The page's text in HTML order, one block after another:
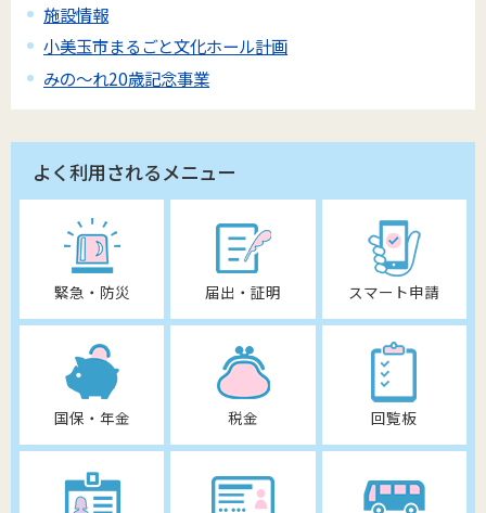
施設情報
小美玉市まるごと文化ホール計画
みの〜れ20歳記念事業
よく利用されるメニュー
緊急・防災 届出・証明 スマート申請
国保・年金 税金 回覧板